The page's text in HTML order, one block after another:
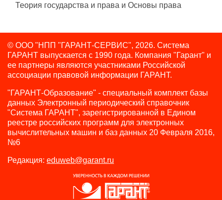
Теория государства и права и Основы права
© ООО "НПП "ГАРАНТ-СЕРВИС", 2026. Система
ГАРАНТ выпускается с 1990 года. Компания "Гарант" и
ее партнеры являются участниками Российской
ассоциации правовой информации ГАРАНТ.
"ГАРАНТ-Образование" - специальный комплект базы
данных Электронный периодический справочник
"Система ГАРАНТ", зарегистрированной в Едином
реестре российских программ для электронных
вычислительных машин и баз данных 20 Февраля 2016,
№6
Редакция: eduweb@garant.ru